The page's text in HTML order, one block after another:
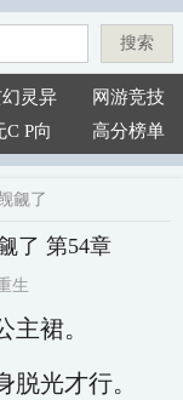
搜索
灵异
网游竞技
C P向 高分榜单
觎了
了 第54章
生
裙。
光才行。